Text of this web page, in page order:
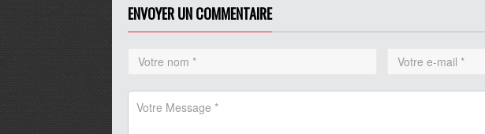
ENVOYER UN COMMENTAIRE